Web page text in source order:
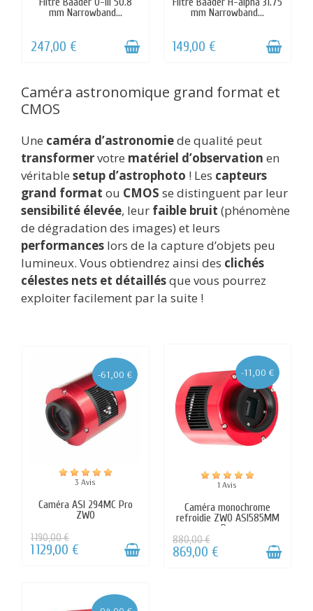
Caméra astronomique grand format et
CMOS
Une caméra d’astronomiede qualité peut
transformervotre matériel d’observation en
véritable setup d’astrophoto ! Les capteurs
grand format ou CMOS se distinguent par leur
sensibilité élevée, leur faible bruit (phénomène
de dégradation des images) et leurs
performances lors de la capture d’objets peu
lumineux. Vous obtiendrez ainsi des clichés
célestes nets et détaillésque vous pourrez
exploiter facilement par la suite !